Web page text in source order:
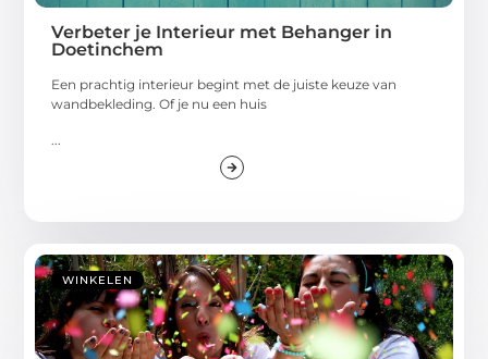
Verbeter je Interieur met Behanger in
Doetinchem
Een prachtig interieur begint met de juiste keuze van
wandbekleding. Of je nu een huis
WINKELEN